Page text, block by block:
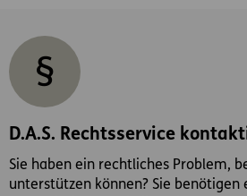
D.A.S. Rechtsservice
Sie haben ein rechtliches Problem,
unterstützen können? Sie benötigen